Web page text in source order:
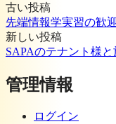
古い投稿
先端情報学実習の歓
新しい投稿
SAPAのテナント様
管理情報
ログイン